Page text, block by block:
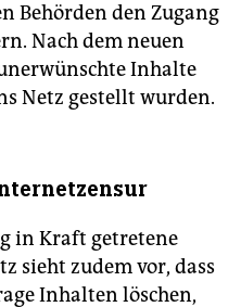
Behörden den Zugang
Nach dem neuen
Inhalte
Netz gestellt wurden.
in Kraft getretene
sieht zudem vor, dass
Inhalten löschen,